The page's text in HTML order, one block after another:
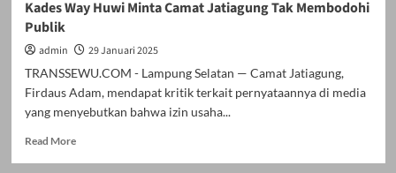
Kades Way Huwi Minta Camat Jatiagung Tak Membodohi
Publik
admin
29 Januari 2025
TRANSSEWU.COM - Lampung Selatan — Camat Jatiagung,
Firdaus Adam, mendapat kritik terkait pernyataannya di media
yang menyebutkan bahwa izin usaha...
Read MoreRead